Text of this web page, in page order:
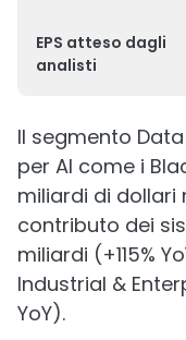
EPS atteso dagli
analisti
Il segmento
per AI come i
miliardi di dollari
contributo dei
miliardi (+115%
Industrial &
YoY).